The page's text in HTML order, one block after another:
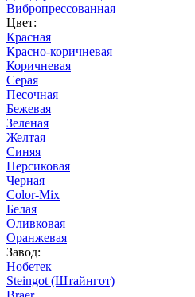
Вибропрессованная
Цвет:
Красная
Красно-коричневая
Коричневая
Серая
Песочная
Бежевая
Зеленая
Желтая
Синяя
Персиковая
Черная
Color-Mix
Белая
Оливковая
Оранжевая
Завод:
Нобетек
Steingot (Штайнгот)